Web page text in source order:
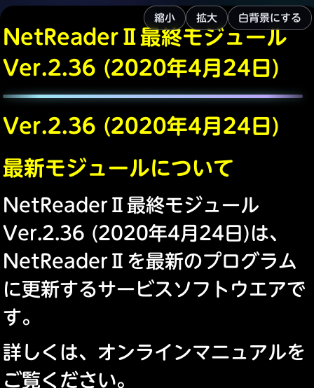
NetReaderⅡ最終モジュール
Ver.2.36 (2020年4月24日)
Ver.2.36 (2020年4月24日)
最新モジュールについて
NetReaderⅡ最終モジュール
Ver.2.36 (2020年4月24日)は、
NetReaderⅡを最新のプログラム
に更新するサービスソフトウエアで
す。
詳しくは、オンラインマニュアルを
ご覧ください。
縮小 拡大 白背景にする